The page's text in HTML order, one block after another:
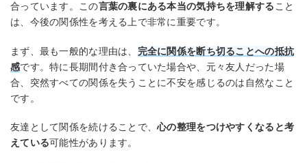
合っています。この言葉の裏にある本当の気持ちを理解すること
は、今後の関係性を考える上で非常に重要です。
まず、最も一般的な理由は、 完全に関係を断ち切ることへの抵抗
感です。特に長期間付き合っていた場合や、元々友人だった場
合、突然すべての関係を失うことに不安を感じるのは自然なこと
です。
友達として関係を続けることで、心の整理をつけやすくなると考
えている可能性があります。